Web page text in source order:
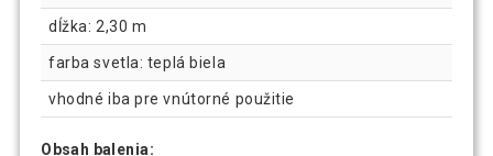
dĺžka: 2,30 m
farba svetla: teplá biela
vhodné iba pre vnútorné použitie
Obsah balenia: